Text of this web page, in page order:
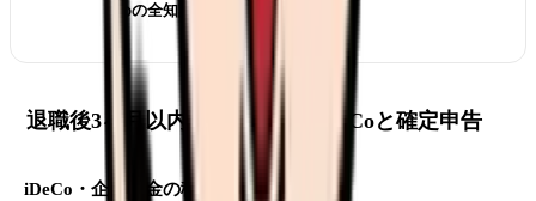
めの全知識
退職後3ヶ月以内にやること｜iDeCoと確定申告
iDeCo・企業年金の移管